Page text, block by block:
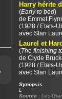
Harry hérite
(Early to bed)
de Emmet
(1928 / Etats-
avec Stan
Laurel et
(The finishing
de Clyde
(1928 / Etats-
avec Stan
Synopsis
L
Source : Les